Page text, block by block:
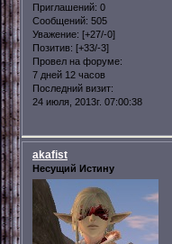
Приглашений: 0
Сообщений: 505
Уважение: [+27/-0]
Позитив: [+33/-3]
Провел на форуме:
7 дней 12 часов
Последний визит:
24 июля, 2013г. 07:00:38
akafist
Несущий Истину